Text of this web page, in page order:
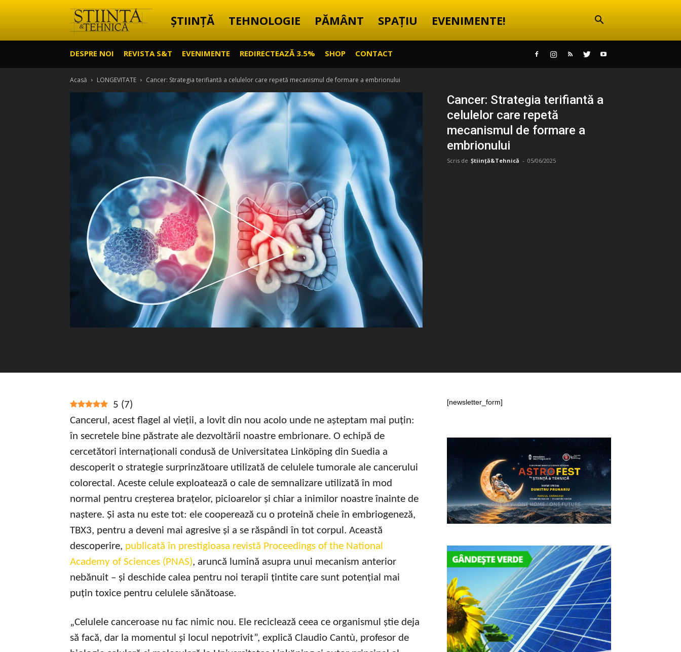
Știință
Tehnică
ȘTIINȚĂ TEHNOLOGIE PĂMÂNT SPAȚIU EVENIMENTE!
DESPRE NOI REVISTA S&T EVENIMENTE REDIRECTEAZĂ 3.5% SHOP CONTACT
Acasă LONGEVITATE Cancer: Strategia terifiantă a celulelor care repetă mecanismul de formare a embrionului
Cancer: Strategia terifiantă a
celulelor care repetă
mecanismul de formare a
embrionului
Scris de Știință&Tehnică - 05/06/2025
5 (7)
Cancerul, acest flagel al vieții, a lovit din nou acolo unde ne așteptam mai puțin:
în secretele bine păstrate ale dezvoltării noastre embrionare. O echipă de
cercetători internaționali condusă de Universitatea Linköping din Suedia a
descoperit o strategie surprinzătoare utilizată de celulele tumorale ale cancerului
colorectal. Aceste celule exploatează o cale de semnalizare utilizată în mod
normal pentru creșterea brațelor, picioarelor și chiar a inimilor noastre înainte de
naștere. Și asta nu este tot: ele cooperează cu o proteină cheie în embriogeneză,
TBX3, pentru a deveni mai agresive și a se răspândi în tot corpul. Această
descoperire, publicată în prestigioasa revistă Proceedings of the National
Academy of Sciences (PNAS), aruncă lumină asupra unui mecanism anterior
nebănuit – și deschide calea pentru noi terapii țintite care sunt potențial mai
puțin toxice pentru celulele sănătoase.
„Celulele canceroase nu fac nimic nou. Ele reciclează ceea ce organismul știe deja
să facă, dar la momentul și locul nepotrivit”, explică Claudio Cantù, profesor de
[newsletter_form]